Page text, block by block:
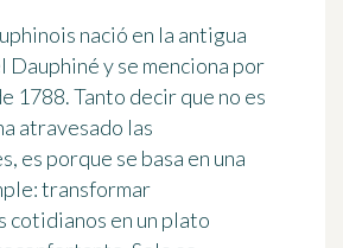
nació en la antigua
Dauphiné y se menciona por
1788. Tanto decir que no es
atravesado las
es porque se basa en una
transformar
cotidianos en un plato